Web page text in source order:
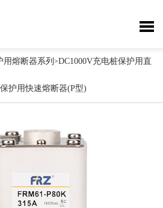
用熔断器系列>DC1000V充电桩保护用直
护用快速熔断器(P型)